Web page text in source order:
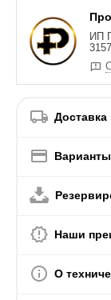
ИП
Доставка
Наши
О